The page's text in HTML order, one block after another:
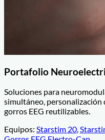
Portafolio
Soluciones para
simultáneo,
gorros EEG reutilizables.
Equipos: Starstim 20,